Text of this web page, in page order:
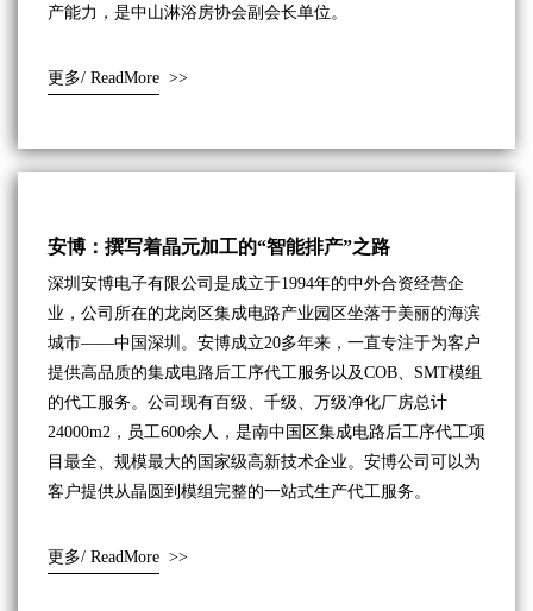
产能力，是中山淋浴房协会副会长单位。
更多/ ReadMore >>
安博：撰写着晶元加工的“智能排产”之路
深圳安博电子有限公司是成立于1994年的中外合资经营企
业，公司所在的龙岗区集成电路产业园区坐落于美丽的海滨
城市——中国深圳。安博成立20多年来，一直专注于为客户
提供高品质的集成电路后工序代工服务以及COB、SMT模组
的代工服务。公司现有百级、千级、万级净化厂房总计
24000m2，员工600余人，是南中国区集成电路后工序代工项
目最全、规模最大的国家级高新技术企业。安博公司可以为
客户提供从晶圆到模组完整的一站式生产代工服务。
更多/ ReadMore >>